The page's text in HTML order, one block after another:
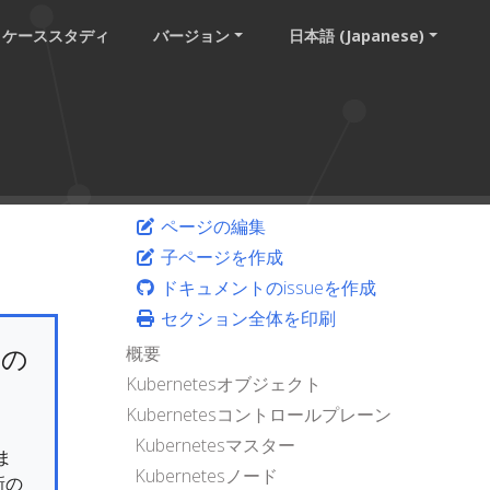
ケーススタディ バージョン 日本語 (Japanese)
の
ページの編集
子ページを作成
ドキュメントのissueを作成
セクション全体を印刷
概要
Kubernetesオブジェクト
Kubernetesコントロールプレーン
Kubernetesマスター
Kubernetesノード